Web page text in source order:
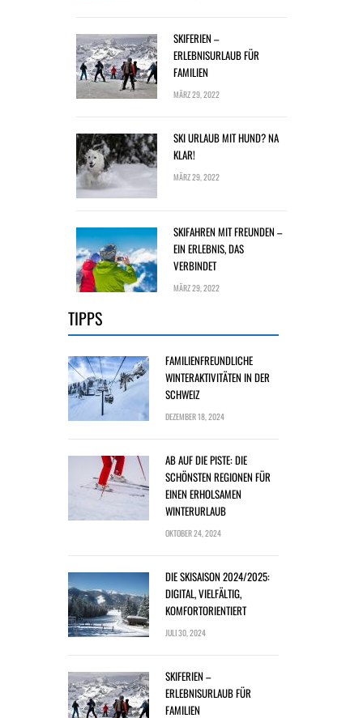
SKIFERIEN –
ERLEBNISURLAUB FÜR
FAMILIEN
MÄRZ 29, 2022
SKI URLAUB MIT HUND? NA
KLAR!
MÄRZ 29, 2022
SKIFAHREN MIT FREUNDEN –
EIN ERLEBNIS, DAS
VERBINDET
MÄRZ 29, 2022
TIPPS
FAMILIENFREUNDLICHE
WINTERAKTIVITÄTEN IN DER
SCHWEIZ
DEZEMBER 18, 2024
AB AUF DIE PISTE: DIE
SCHÖNSTEN REGIONEN FÜR
EINEN ERHOLSAMEN
WINTERURLAUB
OKTOBER 24, 2024
DIE SKISAISON 2024/2025:
DIGITAL, VIELFÄLTIG,
KOMFORTORIENTIERT
JULI 30, 2024
SKIFERIEN –
ERLEBNISURLAUB FÜR
FAMILIEN